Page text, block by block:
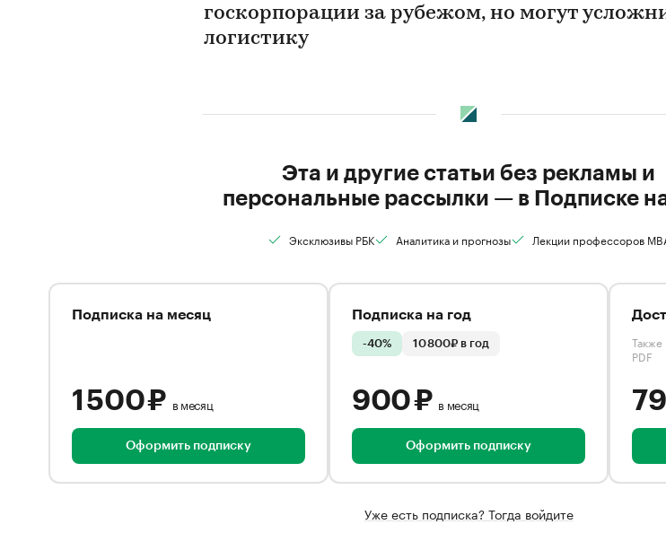
госкорпорации за рубежом, но могут
логистику
Эта и другие статьи без рекламы и
персональные рассылки — в Подписке
Эксклюзивы РБК Аналитика и прогнозы Лекции профессоров
Подписка на месяц
1 500 ₽ в месяц
Оформить подписку
Подписка на год
-40% 10 800₽ в год
900 ₽ в месяц
Оформить подписку
Также
PDF
Уже есть подписка? Тогда войдите